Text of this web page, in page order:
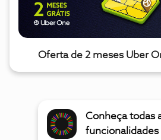
Oferta de 2 meses Uber
Conheça todas
funcionalidades